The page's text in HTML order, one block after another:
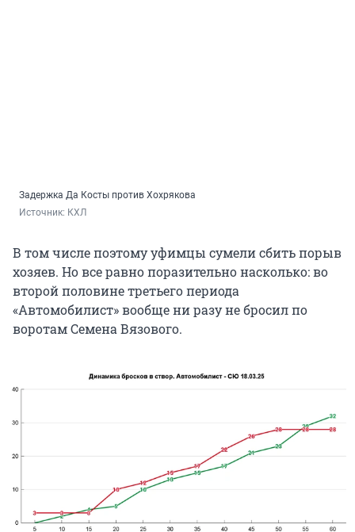
Задержка Да Косты против Хохрякова
Источник: КХЛ
В том числе поэтому уфимцы сумели сбить порыв
хозяев. Но все равно поразительно насколько: во
второй половине третьего периода
«Автомобилист» вообще ни разу не бросил по
воротам Семена Вязового.